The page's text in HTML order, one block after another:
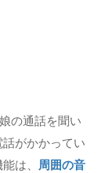
の通話を聞い
がかかってい
は、 周囲の音